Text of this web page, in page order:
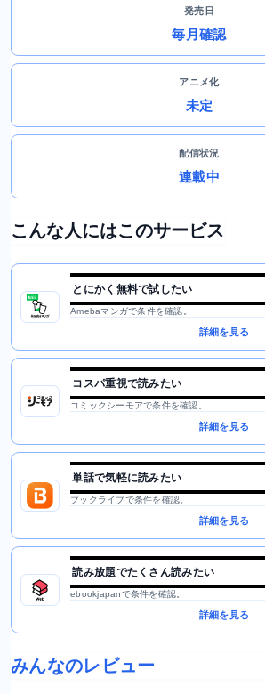
発売日
毎月確認
アニメ化
未定
配信状況
連載中
こんな人にはこのサービス
とにかく無料で試したい
Amebaマンガで条件を確認。
詳細を見る
コスパ重視で読みたい
コミックシーモアで条件を確認。
詳細を見る
単話で気軽に読みたい
ブックライブで条件を確認。
詳細を見る
読み放題でたくさん読みたい
ebookjapanで条件を確認。
詳細を見る
みんなのレビュー